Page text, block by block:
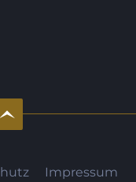
Impressum